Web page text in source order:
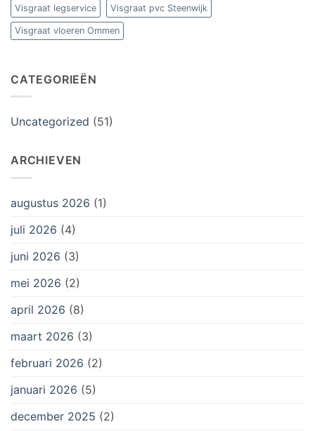
Visgraat legservice Visgraat pvc Steenwijk
Visgraat vloeren Ommen
CATEGORIEËN
Uncategorized (51)
ARCHIEVEN
augustus 2026 (1)
juli 2026 (4)
juni 2026 (3)
mei 2026 (2)
april 2026 (8)
maart 2026 (3)
februari 2026 (2)
januari 2026 (5)
december 2025 (2)